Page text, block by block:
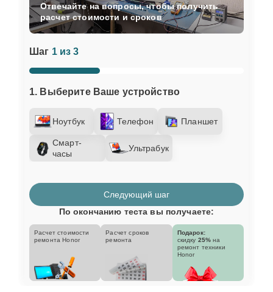
Шаг 1 из 3
1. Выберите Ваше устройство
Ноутбук Телефон Планшет
Смарт-
часы
Ультрабук
Отвечайте на вопросы, чтобы получить
расчет стоимости и сроков
Следующий шаг
По окончанию теста вы получаете:
Расчет стоимости
ремонта Honor
Расчет сроков
ремонта
Подарок:
скидку 25% на
ремонт техники
Honor